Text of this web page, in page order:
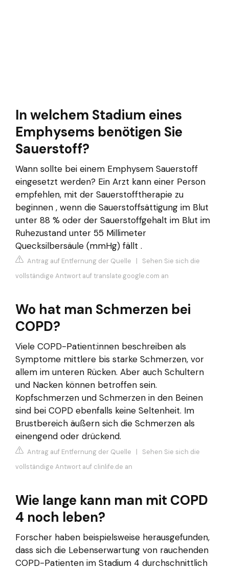
In welchem ​​Stadium eines
Emphysems benötigen Sie
Sauerstoff?
Wann sollte bei einem Emphysem Sauerstoff
eingesetzt werden? Ein Arzt kann einer Person
empfehlen, mit der Sauerstofftherapie zu
beginnen , wenn die Sauerstoffsättigung im Blut
unter 88 % oder der Sauerstoffgehalt im Blut im
Ruhezustand unter 55 Millimeter
Quecksilbersäule (mmHg) fällt .
Antrag auf Entfernung der Quelle | Sehen Sie sich die
vollständige Antwort auf translate.google.com an
Wo hat man Schmerzen bei
COPD?
Viele COPD-Patient:innen beschreiben als
Symptome mittlere bis starke Schmerzen, vor
allem im unteren Rücken. Aber auch Schultern
und Nacken können betroffen sein.
Kopfschmerzen und Schmerzen in den Beinen
sind bei COPD ebenfalls keine Seltenheit. Im
Brustbereich äußern sich die Schmerzen als
einengend oder drückend.
Antrag auf Entfernung der Quelle | Sehen Sie sich die
vollständige Antwort auf clinlife.de an
Wie lange kann man mit COPD
4 noch leben?
Forscher haben beispielsweise herausgefunden,
dass sich die Lebenserwartung von rauchenden
COPD-Patienten im Stadium 4 durchschnittlich